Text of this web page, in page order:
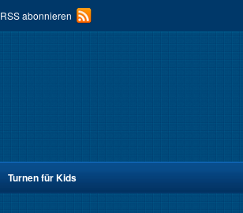
RSS abonnieren
Turnen für Kids